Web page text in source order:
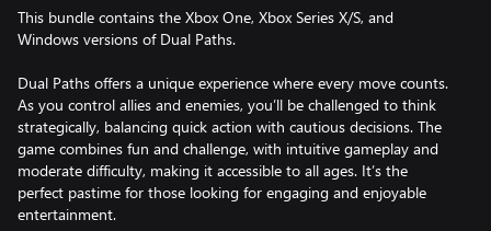
This bundle contains the Xbox One, Xbox Series X/S, and
Windows versions of Dual Paths.
Dual Paths offers a unique experience where every move counts.
As you control allies and enemies, you’ll be challenged to think
strategically, balancing quick action with cautious decisions. The
game combines fun and challenge, with intuitive gameplay and
moderate difficulty, making it accessible to all ages. It’s the
perfect pastime for those looking for engaging and enjoyable
entertainment.